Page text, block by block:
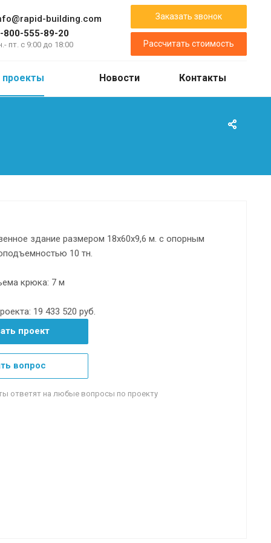
building.com
800-555-89-20
пт. с 9:00 до 18:00
Заказать звонок
Рассчитать стоимость
проекты Новости Контакты
здание размером 18х60х9,6 м. с опорным
10 тн.
крюка: 7 м
19 433 520 руб.
проект
вопрос
ответят на любые вопросы по проекту